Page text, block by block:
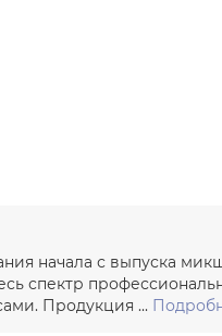
начала с выпуска
спектр
Продукция ...